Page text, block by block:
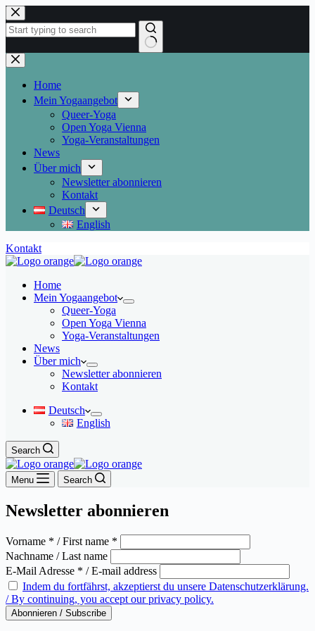
Skip
to
content
No
results
Home
Mein Yogaangebot
Queer-Yoga
Open Yoga Vienna
Yoga-Veranstaltungen
News
Über mich
Newsletter abonnieren
Kontakt
Deutsch
English
Kontakt
Home
Mein Yogaangebot
Queer-Yoga
Open Yoga Vienna
Yoga-Veranstaltungen
News
Über mich
Newsletter abonnieren
Kontakt
Deutsch
English
Search
Menu Search
Newsletter abonnieren
Vorname * / First name *
Nachname / Last name
E-Mail Adresse * / E-mail address
Indem du fortfährst, akzeptierst du unsere Datenschutzerklärung.
/ By continuing, you accept our privacy policy.